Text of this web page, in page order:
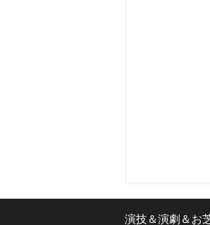
演技＆演劇＆お